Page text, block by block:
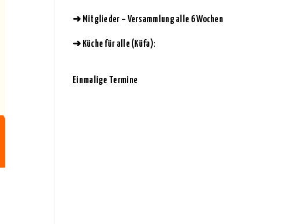
➜ Mitglieder – Versammlung alle 6 Wochen
➜ Küche für alle (Küfa):
Einmalige Termine